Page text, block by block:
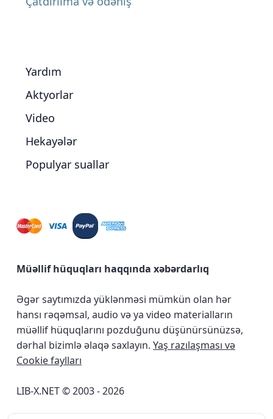
Yardım
Aktyorlar
Video
Hekayələr
Populyar suallar
Müəllif hüquqları haqqında xəbərdarlıq
Əgər saytımızda yüklənməsi mümkün olan hər
hansı rəqəmsal, audio və ya video materialların
müəllif hüquqlarını pozduğunu düşünürsünüzsə,
dərhal bizimlə əlaqə saxlayın. Yaş razılaşması və
Cookie faylları
LIB-X.NET © 2003 - 2026